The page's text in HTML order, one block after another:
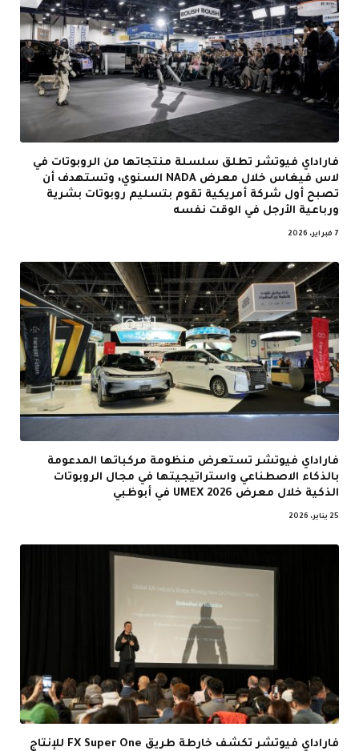
فاراداي فيوتشر تطلق سلسلة منتجاتها من الروبوتات في
لاس فيغاس خلال معرض NADA السنوي، وتستهدف أن
تصبح أول شركة أمريكية تقوم بتسليم روبوتات بشرية
ورباعية الأرجل في الوقت نفسه
7 فبراير، 2026
فاراداي فيوتشر تستعرض منظومة مركباتها المدعومة
بالذكاء الاصطناعي واستراتيجيتها في مجال الروبوتات
الذكية خلال معرض UMEX 2026 في أبوظبي
25 يناير، 2026
فاراداي فيوتشر تكشف خارطة طريق FX Super One للإنتاج